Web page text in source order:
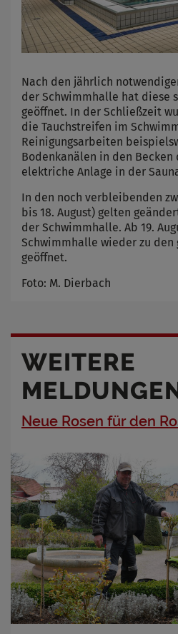
Nach den jährlich
der Schwimmhalle hat diese
geöffnet. In der Schließzeit
die Tauchstreifen im
Reinigungsarbeiten
Bodenkanälen in den
elektriche Anlage in der
In den noch verbleibenden
bis 18. August) gelten
der Schwimmhalle. Ab 19.
Schwimmhalle wieder zu den
geöffnet.
Foto: M. Dierbach
WEITERE
Neue Rosen für den